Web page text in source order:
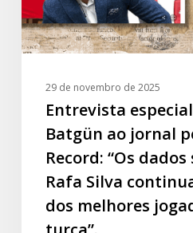
Record:
“Os
sugerem
continuará
29 de novembro de 2025
Entrevista
Batgün ao jornal
Record: “Os
Rafa Silva
dos melhores